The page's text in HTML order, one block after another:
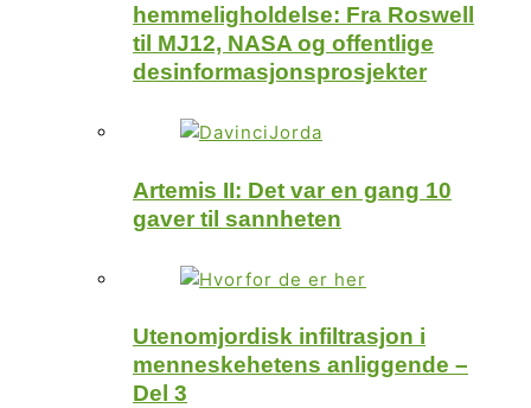
hemmeligholdelse: Fra Roswell
til MJ12, NASA og offentlige
desinformasjonsprosjekter
Artemis II: Det var en gang 10
gaver til sannheten
Utenomjordisk infiltrasjon i
menneskehetens anliggende –
Del 3